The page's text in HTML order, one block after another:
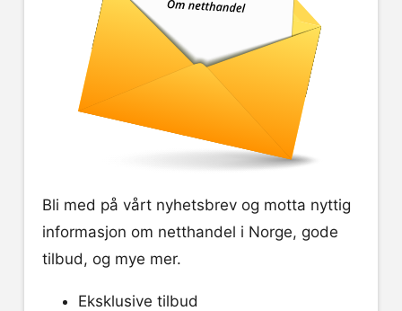
Bli med på vårt nyhetsbrev og motta nyttig
informasjon om netthandel i Norge, gode
tilbud, og mye mer.
Eksklusive tilbud